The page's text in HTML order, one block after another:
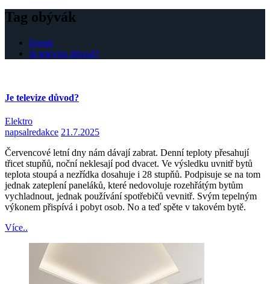
Tag obývák
Domů
Je televize důvod?
Je televize důvod?
Elektro
napsalredakce 21.7.2025
Červencové letní dny nám dávají zabrat. Denní teploty přesahují
třicet stupňů, noční neklesají pod dvacet. Ve výsledku uvnitř bytů
teplota stoupá a nezřídka dosahuje i 28 stupňů. Podpisuje se na tom
jednak zateplení paneláků, které nedovoluje rozehřátým bytům
vychladnout, jednak používání spotřebičů vevnitř. Svým tepelným
výkonem přispívá i pobyt osob. No a teď spěte v takovém bytě.
Více..